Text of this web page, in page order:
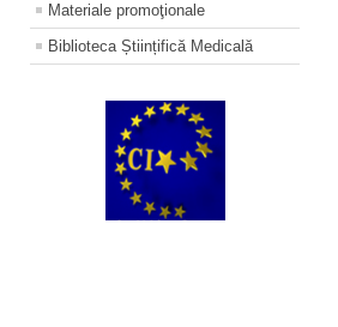
Materiale promoţionale
Biblioteca Științifică Medicală